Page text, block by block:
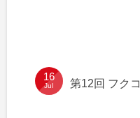
16
Jul 第12回 フク